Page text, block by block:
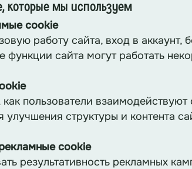
которые мы используем
cookie
работу сайта, вход в аккаунт,
функции сайта могут работать
пользователи
улучшения структуры и контента
cookie
результативность рекламных